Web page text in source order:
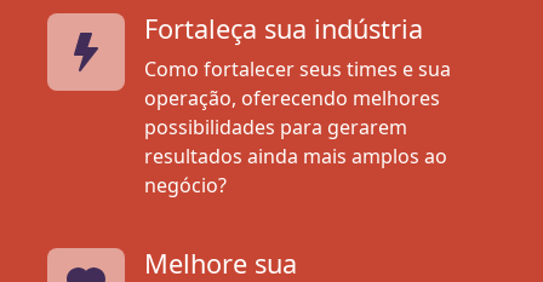
Fortaleça sua indústria
Como fortalecer seus times e sua
operação, oferecendo melhores
possibilidades para gerarem
resultados ainda mais amplos ao
negócio?
Melhore sua